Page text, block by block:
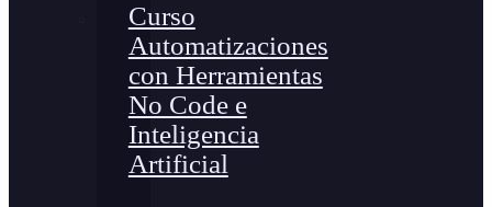
Curso
Automatizaciones
con Herramientas
No Code e
Inteligencia
Artificial